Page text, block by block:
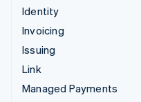
Identity
Invoicing
Issuing
Link
Managed Payments